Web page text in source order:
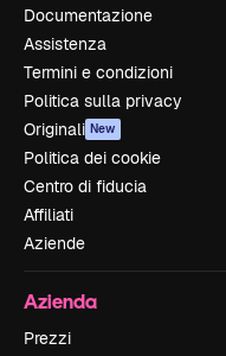
Documentazione
Assistenza
Termini e condizioni
Politica sulla privacy
Originali New
Politica dei cookie
Centro di fiducia
Affiliati
Aziende
Azienda
Prezzi